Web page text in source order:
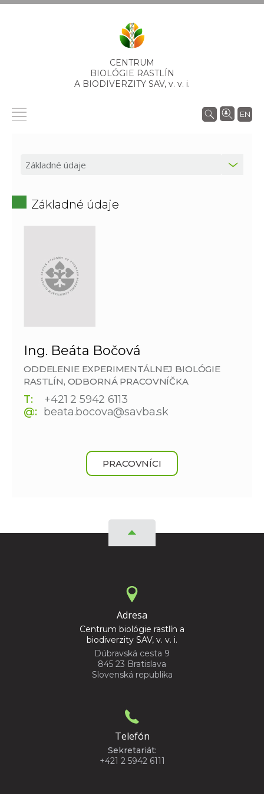
CENTRUM
BIOLÓGIE RASTLÍN
A BIODIVERZITY SAV, v. v. i.
EN
Základné údaje
Ing. Beáta Bočová
ODDELENIE EXPERIMENTÁLNEJ BIOLÓGIE
RASTLÍN, ODBORNÁ PRACOVNÍČKA
T:
+421 2 5942 6113
@: beata.bocova@savba.sk
PRACOVNÍCI
Adresa
Centrum biológie rastlín a
biodiverzity SAV, v. v. i.
Dúbravská cesta 9
845 23 Bratislava
Slovenská republika
Telefón
Sekretariát:
+421 2 5942 6111